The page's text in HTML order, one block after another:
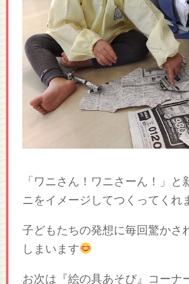
「ワニさん！ワニさーん！」と
ニをイメージしてつくってくれ
子どもたちの発想に毎回驚かさ
しまいます
お次は『絵の具あそび』コーナ